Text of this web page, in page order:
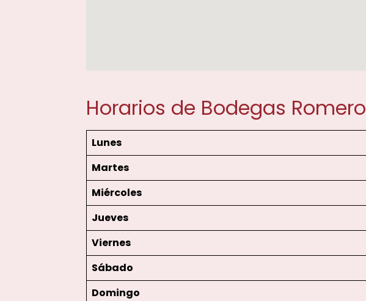
Horarios de Bodegas Romero
Lunes
Martes
Miércoles
Jueves
Viernes
Sábado
Domingo